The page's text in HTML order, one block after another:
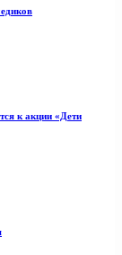
к акции «Дети